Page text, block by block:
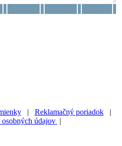
| Reklamačný poriadok|
osobných údajov |